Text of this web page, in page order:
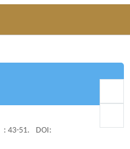
: 43-51.
DOI: